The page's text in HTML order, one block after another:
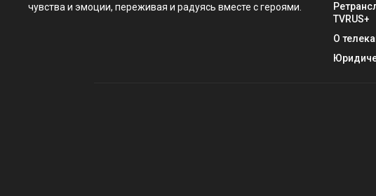
чувства и эмоции, переживая и радуясь вместе с героями.
TVRUS+
О